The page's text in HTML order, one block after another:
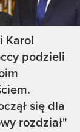
Karol
podzieli
się dla
rozdział"